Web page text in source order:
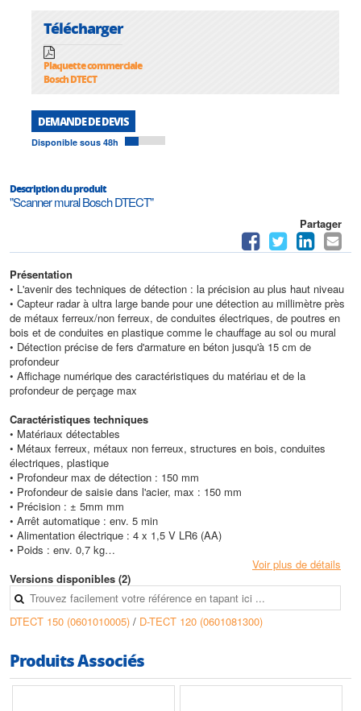
Télécharger
Plaquette commerciale
Bosch DTECT
DEMANDE DE DEVIS
Disponible sous 48h
Description du produit
"Scanner mural Bosch DTECT"
Partager
Présentation
• L'avenir des techniques de détection : la précision au plus haut niveau
• Capteur radar à ultra large bande pour une détection au millimètre près
de métaux ferreux/non ferreux, de conduites électriques, de poutres en
bois et de conduites en plastique comme le chauffage au sol ou mural
• Détection précise de fers d'armature en béton jusqu'à 15 cm de
profondeur
• Affichage numérique des caractéristiques du matériau et de la
profondeur de perçage max
Caractéristiques techniques
• Matériaux détectables
• Métaux ferreux, métaux non ferreux, structures en bois, conduites
électriques, plastique
• Profondeur max de détection : 150 mm
• Profondeur de saisie dans l'acier, max : 150 mm
• Précision : ± 5mm mm
• Arrêt automatique : env. 5 min
• Alimentation électrique : 4 x 1,5 V LR6 (AA)
• Poids : env. 0,7 kg
• Protection contre les poussières et les projections d'eau : IP 54
Voir plus de détails
Versions disponibles (2)
DTECT 150 (0601010005) / D-TECT 120 (0601081300)
Produits Associés